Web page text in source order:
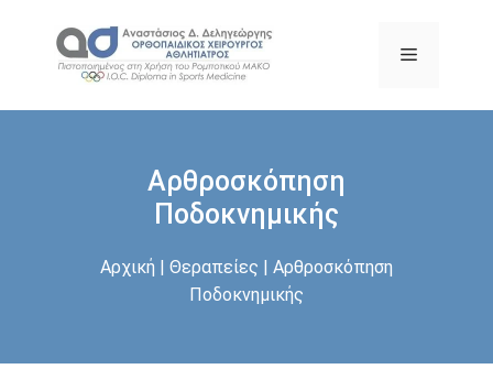
περιεχόμενο
Μενού
Αρθροσκόπηση
Ποδοκνημικής
Αρχική | Θεραπείες | Αρθροσκόπηση
Ποδοκνημικής